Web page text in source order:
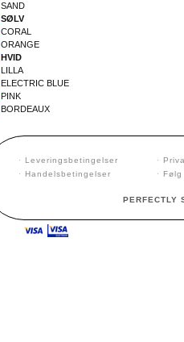
SAND
SØLV
CORAL
ORANGE
HVID
LILLA
ELECTRIC BLUE
PINK
BORDEAUX
· Leveringsbetingelser ·
· Handelsbetingelser ·